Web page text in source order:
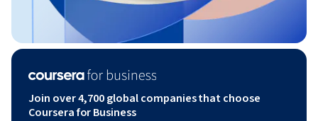
Join over 4,700 global companies that choose
Coursera for Business